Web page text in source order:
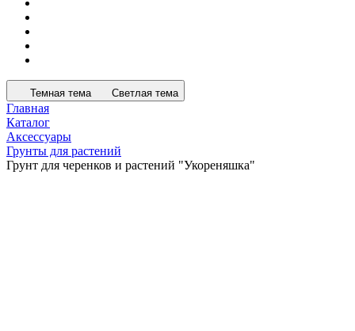
Темная тема Светлая тема
Главная
Каталог
Аксессуары
Грунты для растений
Грунт для черенков и растений "Укореняшка"